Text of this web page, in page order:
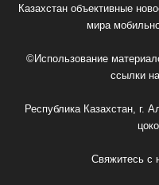
Казахстан объективные
мира
©Использование
ссылки
Республика Казахстан, г.
Свяжитесь с